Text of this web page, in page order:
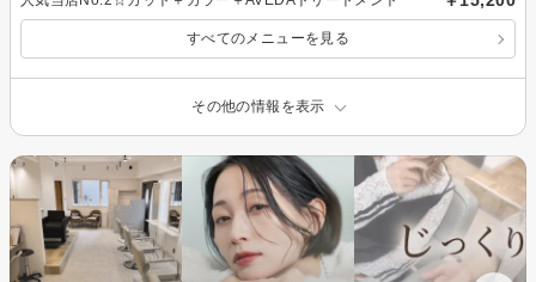
すべてのメニューを見る
その他の情報を表示